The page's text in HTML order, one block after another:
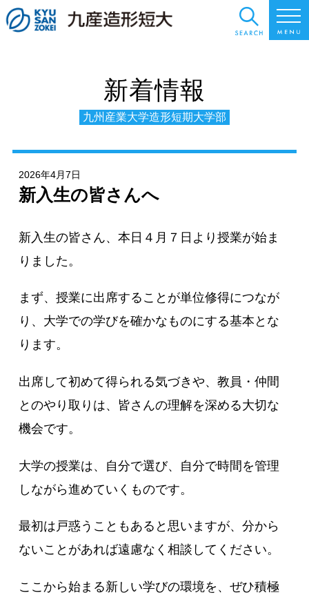
新着情報
九州産業大学造形短期大学部
2026年4月7日
新入生の皆さんへ
新入生の皆さん、本日４月７日より授業が始ま
りました。
まず、授業に出席することが単位修得につなが
り、大学での学びを確かなものにする基本とな
ります。
出席して初めて得られる気づきや、教員・仲間
とのやり取りは、皆さんの理解を深める大切な
機会です。
大学の授業は、自分で選び、自分で時間を管理
しながら進めていくものです。
最初は戸惑うこともあると思いますが、分から
ないことがあれば遠慮なく相談してください。
ここから始まる新しい学びの環境を、ぜひ積極